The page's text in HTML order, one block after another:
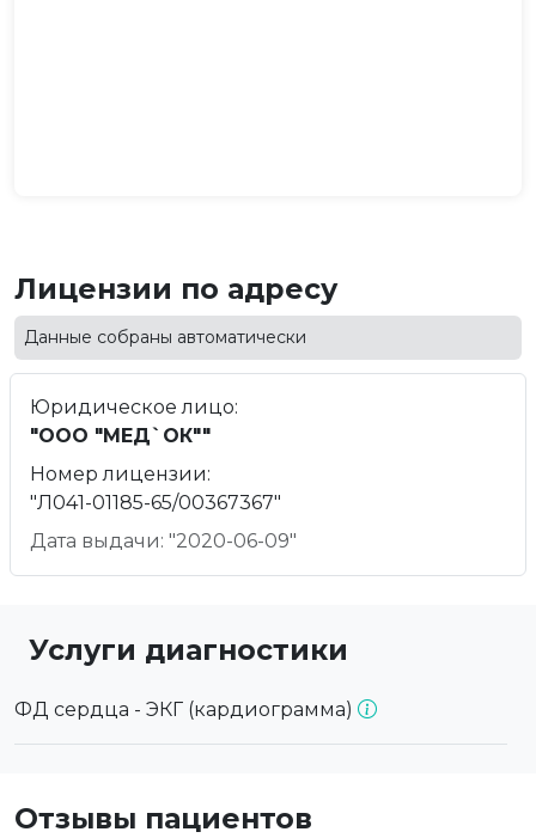
Лицензии по адресу
Данные собраны автоматически
Юридическое лицо:
"ООО "МЕД`ОК""
Номер лицензии:
"Л041-01185-65/00367367"
Дата выдачи: "2020-06-09"
Услуги диагностики
ФД сердца - ЭКГ (кардиограмма)
Отзывы пациентов